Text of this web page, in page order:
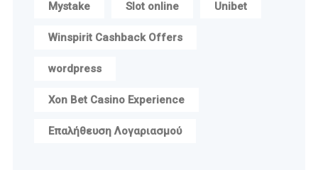
Mystake Slot online Unibet
Winspirit Cashback Offers
wordpress
Xon Bet Casino Experience
Επαλήθευση Λογαριασμού